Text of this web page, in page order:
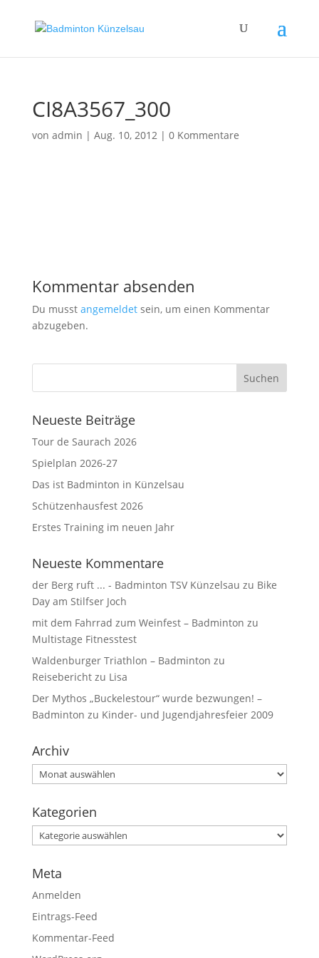
CI8A3567_300
von admin | Aug. 10, 2012| 0 Kommentare
Kommentar absenden
Du musst angemeldetsein, um einen Kommentar
abzugeben.
Neueste Beiträge
Tour de Saurach 2026
Spielplan 2026-27
Das ist Badminton in Künzelsau
Schützenhausfest 2026
Erstes Training im neuen Jahr
Neueste Kommentare
der Berg ruft ... - Badminton TSV Künzelsau zu Bike
Day am Stilfser Joch
mit dem Fahrrad zum Weinfest – Badminton zu
Multistage Fitnesstest
Waldenburger Triathlon – Badminton zu
Reisebericht zu Lisa
Der Mythos „Buckelestour“ wurde bezwungen! –
Badminton zu Kinder- und Jugendjahresfeier 2009
Archiv
Kategorien
Meta
Anmelden
Eintrags-Feed
Kommentar-Feed